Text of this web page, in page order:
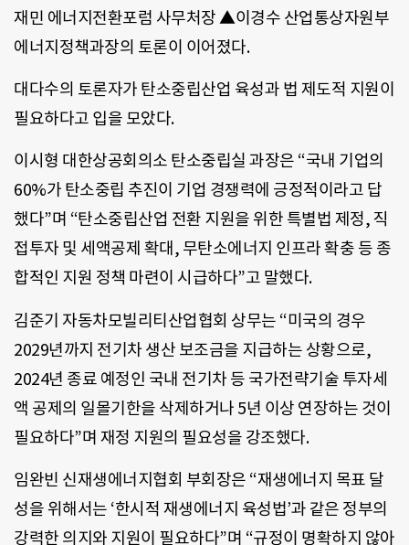
재민 에너지전환포럼 사무처장 ▲이경수 산업통상자원부
에너지정책과장의 토론이 이어졌다.
대다수의 토론자가 탄소중립산업 육성과 법 제도적 지원이
필요하다고 입을 모았다.
이시형 대한상공회의소 탄소중립실 과장은 “국내 기업의
60%가 탄소중립 추진이 기업 경쟁력에 긍정적이라고 답
했다”며 “탄소중립산업 전환 지원을 위한 특별법 제정, 직
접투자 및 세액공제 확대, 무탄소에너지 인프라 확충 등 종
합적인 지원 정책 마련이 시급하다”고 말했다.
김준기 자동차모빌리티산업협회 상무는 “미국의 경우
2029년까지 전기차 생산 보조금을 지급하는 상황으로,
2024년 종료 예정인 국내 전기차 등 국가전략기술 투자세
액 공제의 일몰기한을 삭제하거나 5년 이상 연장하는 것이
필요하다”며 재정 지원의 필요성을 강조했다.
임완빈 신재생에너지협회 부회장은 “재생에너지 목표 달
성을 위해서는 ‘한시적 재생에너지 육성법’과 같은 정부의
강력한 의지와 지원이 필요하다”며 “규정이 명확하지 않아